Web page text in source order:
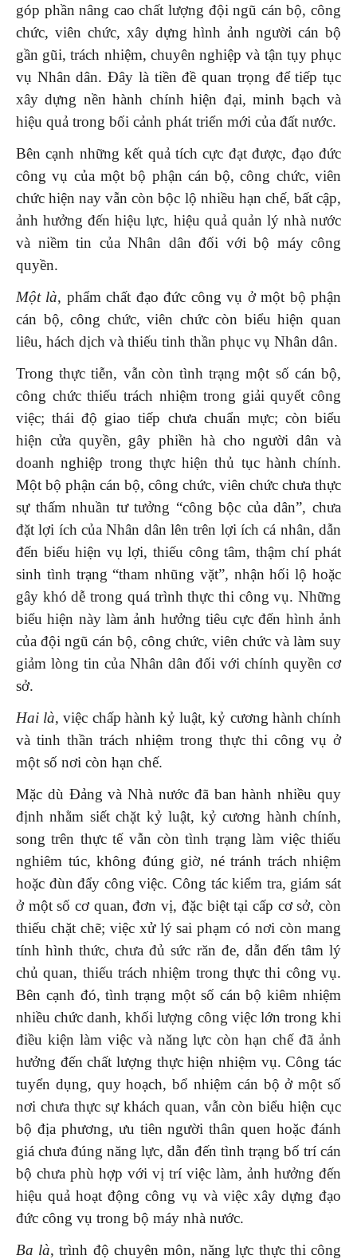
góp phần nâng cao chất lượng đội ngũ cán bộ, công
chức, viên chức, xây dựng hình ảnh người cán bộ
gần gũi, trách nhiệm, chuyên nghiệp và tận tụy phục
vụ Nhân dân. Đây là tiền đề quan trọng để tiếp tục
xây dựng nền hành chính hiện đại, minh bạch và
hiệu quả trong bối cảnh phát triển mới của đất nước.
Bên cạnh những kết quả tích cực đạt được, đạo đức
công vụ của một bộ phận cán bộ, công chức, viên
chức hiện nay vẫn còn bộc lộ nhiều hạn chế, bất cập,
ảnh hưởng đến hiệu lực, hiệu quả quản lý nhà nước
và niềm tin của Nhân dân đối với bộ máy công
quyền.
Một là, phẩm chất đạo đức công vụ ở một bộ phận
cán bộ, công chức, viên chức còn biểu hiện quan
liêu, hách dịch và thiếu tinh thần phục vụ Nhân dân.
Trong thực tiễn, vẫn còn tình trạng một số cán bộ,
công chức thiếu trách nhiệm trong giải quyết công
việc; thái độ giao tiếp chưa chuẩn mực; còn biểu
hiện cửa quyền, gây phiền hà cho người dân và
doanh nghiệp trong thực hiện thủ tục hành chính.
Một bộ phận cán bộ, công chức, viên chức chưa thực
sự thấm nhuần tư tưởng “công bộc của dân”, chưa
đặt lợi ích của Nhân dân lên trên lợi ích cá nhân, dẫn
đến biểu hiện vụ lợi, thiếu công tâm, thậm chí phát
sinh tình trạng “tham nhũng vặt”, nhận hối lộ hoặc
gây khó dễ trong quá trình thực thi công vụ. Những
biểu hiện này làm ảnh hưởng tiêu cực đến hình ảnh
của đội ngũ cán bộ, công chức, viên chức và làm suy
giảm lòng tin của Nhân dân đối với chính quyền cơ
sở.
Hai là, việc chấp hành kỷ luật, kỷ cương hành chính
và tinh thần trách nhiệm trong thực thi công vụ ở
một số nơi còn hạn chế.
Mặc dù Đảng và Nhà nước đã ban hành nhiều quy
định nhằm siết chặt kỷ luật, kỷ cương hành chính,
song trên thực tế vẫn còn tình trạng làm việc thiếu
nghiêm túc, không đúng giờ, né tránh trách nhiệm
hoặc đùn đẩy công việc. Công tác kiểm tra, giám sát
ở một số cơ quan, đơn vị, đặc biệt tại cấp cơ sở, còn
thiếu chặt chẽ; việc xử lý sai phạm có nơi còn mang
tính hình thức, chưa đủ sức răn đe, dẫn đến tâm lý
chủ quan, thiếu trách nhiệm trong thực thi công vụ.
Bên cạnh đó, tình trạng một số cán bộ kiêm nhiệm
nhiều chức danh, khối lượng công việc lớn trong khi
điều kiện làm việc và năng lực còn hạn chế đã ảnh
hưởng đến chất lượng thực hiện nhiệm vụ. Công tác
tuyển dụng, quy hoạch, bổ nhiệm cán bộ ở một số
nơi chưa thực sự khách quan, vẫn còn biểu hiện cục
bộ địa phương, ưu tiên người thân quen hoặc đánh
giá chưa đúng năng lực, dẫn đến tình trạng bố trí cán
bộ chưa phù hợp với vị trí việc làm, ảnh hưởng đến
hiệu quả hoạt động công vụ và việc xây dựng đạo
đức công vụ trong bộ máy nhà nước.
Ba là, trình độ chuyên môn, năng lực thực thi công